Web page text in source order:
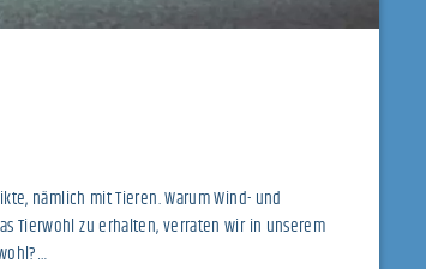
nämlich mit Tieren. Warum Wind- und
Tierwohl zu erhalten, verraten wir in unserem